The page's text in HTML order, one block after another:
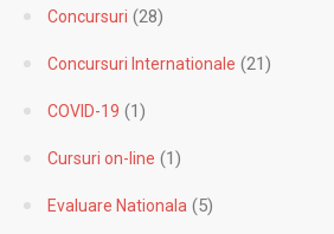
Concursuri (28)
Concursuri Internationale (21)
COVID-19 (1)
Cursuri on-line (1)
Evaluare Nationala (5)